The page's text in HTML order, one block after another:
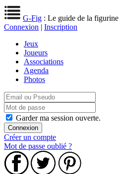
G-Fig : Le guide de la figurine
Connexion | Inscription
Jeux
Joueurs
Associations
Agenda
Photos
Garder ma session ouverte.
Créer un compte
Mot de passe oublié ?